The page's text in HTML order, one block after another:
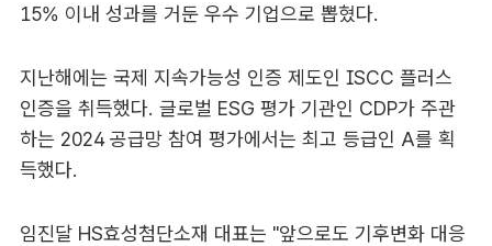
15% 이내 성과를 거둔 우수 기업으로 뽑혔다.
지난해에는 국제 지속가능성 인증 제도인 ISCC 플러스
인증을 취득했다. 글로벌 ESG 평가 기관인 CDP가 주관
하는 2024 공급망 참여 평가에서는 최고 등급인 A를 획
득했다.
임진달 HS효성첨단소재 대표는 "앞으로도 기후변화 대응